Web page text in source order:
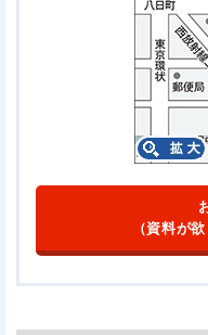
（資料が